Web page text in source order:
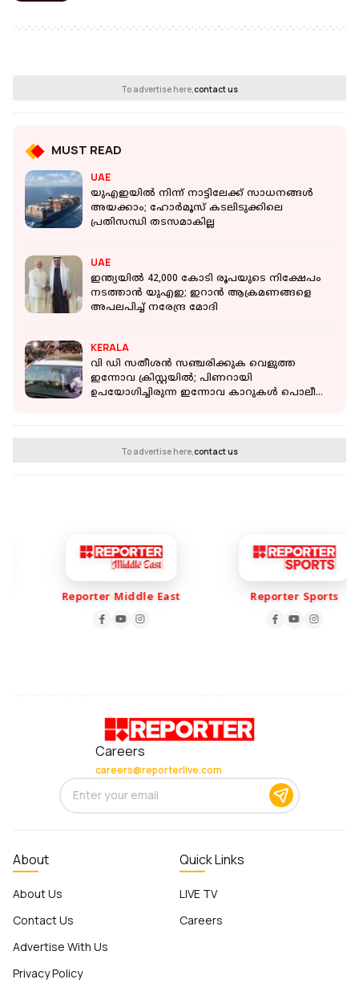
To advertise here,contact us
MUST READ
UAE
യുഎഇയിൽ നിന്ന് നാട്ടിലേക്ക് സാധനങ്ങൾ
അയക്കാം; ഹോർമൂസ് കടലിടുക്കിലെ
പ്രതിസന്ധി തടസമാകില്ല
UAE
ഇന്ത്യയിൽ 42,000 കോടി രൂപയുടെ നിക്ഷേപം
നടത്താൻ യുഎഇ; ഇറാൻ ആക്രമണങ്ങളെ
അപലപിച്ച് നരേന്ദ്ര മോദി
KERALA
വി ഡി സതീശൻ സഞ്ചരിക്കുക വെളുത്ത
ഇന്നോവ ക്രിസ്റ്റയിൽ; പിണറായി
ഉപയോഗിച്ചിരുന്ന ഇന്നോവ കാറുകൾ പൊലീസ്
To advertise here,contact us
Reporter Middle East Reporter Sports
Careers
careers@reporterlive.com
About
About Us
Contact Us
Advertise With Us
Privacy Policy
Quick Links
LIVE TV
Careers